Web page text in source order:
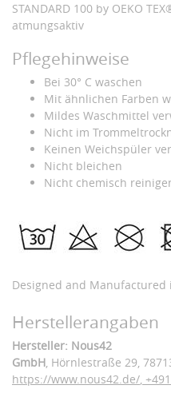
STANDARD 100 by OEKO
atmungsaktiv
Pflegehinweise
Bei 30° C waschen
Mit ähnlichen Farben
Mildes Waschmittel
Nicht im
Keinen Weichspüler
Nicht bleichen
Nicht chemisch
Designed and Manufactured
Herstellerangaben
Hersteller: Nous42
GmbH, Hörnlestraße 29,
https://www.nous42.de/,